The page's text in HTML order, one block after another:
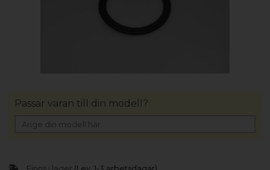
Passar varan till din modell?